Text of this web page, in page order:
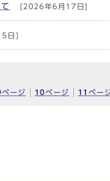
[2026年6月17日]
日]
ページ 10ページ 11ペー